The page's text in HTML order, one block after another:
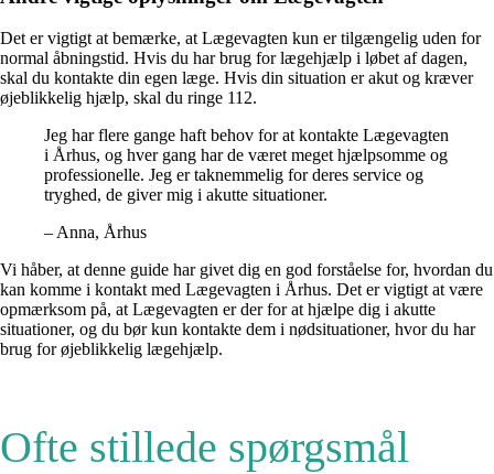
Det er vigtigt at bemærke, at Lægevagten kun er tilgængelig uden for
normal åbningstid. Hvis du har brug for lægehjælp i løbet af dagen,
skal du kontakte din egen læge. Hvis din situation er akut og kræver
øjeblikkelig hjælp, skal du ringe 112.
Jeg har flere gange haft behov for at kontakte Lægevagten
i Århus, og hver gang har de været meget hjælpsomme og
professionelle. Jeg er taknemmelig for deres service og
tryghed, de giver mig i akutte situationer.
– Anna, Århus
Vi håber, at denne guide har givet dig en god forståelse for, hvordan du
kan komme i kontakt med Lægevagten i Århus. Det er vigtigt at være
opmærksom på, at Lægevagten er der for at hjælpe dig i akutte
situationer, og du bør kun kontakte dem i nødsituationer, hvor du har
brug for øjeblikkelig lægehjælp.
Ofte stillede spørgsmål